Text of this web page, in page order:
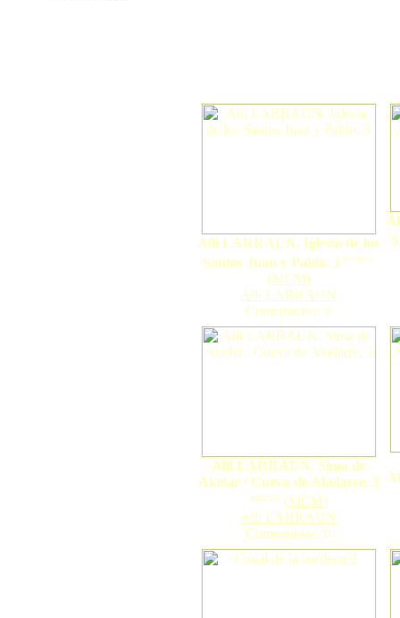
Alli LARRAUN. Iglesia de los
Santos Juan y Pablo. 3 nuevo
(MCM)
Alli LARRAUN
Comentarios: 0
Alli LARRAUN. Sima de
Akelar / Cueva de Akelarre. 3
nuevo (MCM)
Alli LARRAUN
Comentarios: 0